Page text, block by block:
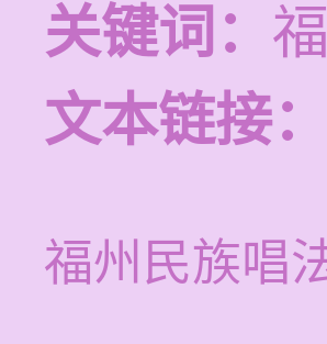
关键词：
文本链接：
福州民族唱